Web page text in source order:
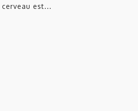
est...